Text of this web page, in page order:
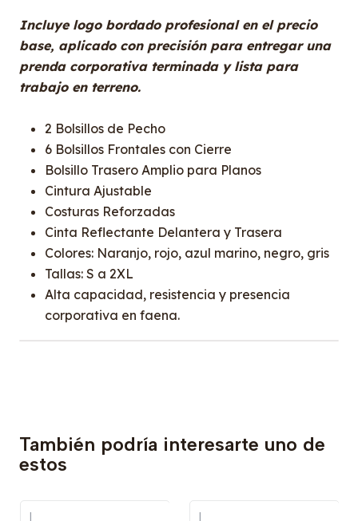
Incluye logo bordado profesional en el precio
base, aplicado con precisión para entregar una
prenda corporativa terminada y lista para
trabajo en terreno.
2 Bolsillos de Pecho
6 Bolsillos Frontales con Cierre
Bolsillo Trasero Amplio para Planos
Cintura Ajustable
Costuras Reforzadas
Cinta Reflectante Delantera y Trasera
Colores: Naranjo, rojo, azul marino, negro, gris
Tallas: S a 2XL
Alta capacidad, resistencia y presencia
corporativa en faena.
También podría interesarte uno de
estos